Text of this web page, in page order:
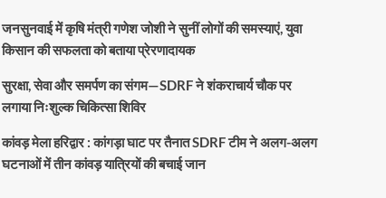
जनसुनवाई में कृषि मंत्री गणेश जोशी ने सुनीं लोगों की समस्याएं, युवा
किसान की सफलता को बताया प्रेरणादायक
सुरक्षा, सेवा और समर्पण का संगम—SDRF ने शंकराचार्य चौक पर
लगाया निःशुल्क चिकित्सा शिविर
कांवड़ मेला हरिद्वार : कांगड़ा घाट पर तैनात SDRF टीम ने अलग-अलग
घटनाओं में तीन कांवड़ यात्रियों की बचाई जान